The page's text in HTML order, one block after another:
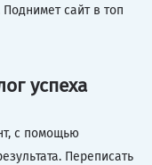
сайт в топ
успеха
с помощью
Переписать